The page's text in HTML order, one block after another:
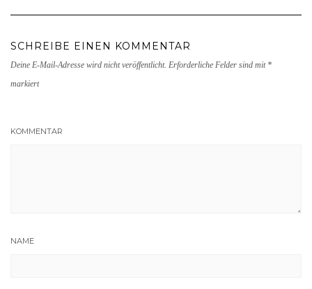
SCHREIBE EINEN KOMMENTAR
Deine E-Mail-Adresse wird nicht veröffentlicht. Erforderliche Felder sind mit *
markiert
KOMMENTAR
NAME